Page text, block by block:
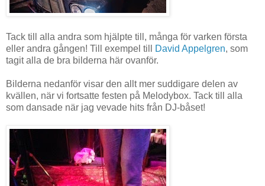
Tack till alla andra som hjälpte till, många för varken första
eller andra gången! Till exempel till
David Appelgren, som
tagit alla de bra bilderna här ovanför.
Bilderna nedanför visar den allt mer suddigare delen av
kvällen, när vi fortsatte festen på Melodybox. Tack till alla
som dansade när jag vevade hits från DJ-båset!